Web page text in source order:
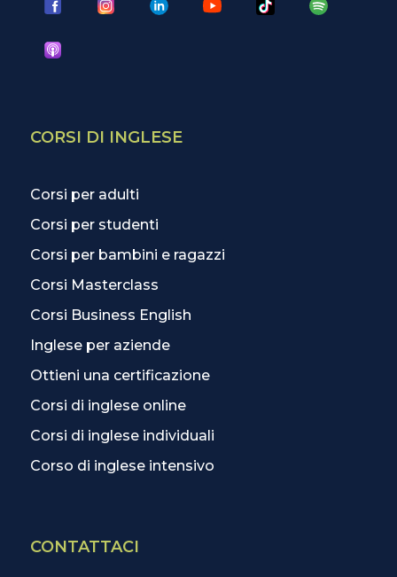
CORSI DI INGLESE
Corsi per adulti
Corsi per studenti
Corsi per bambini e ragazzi
Corsi Masterclass
Corsi Business English
Inglese per aziende
Ottieni una certificazione
Corsi di inglese online
Corsi di inglese individuali
Corso di inglese intensivo
CONTATTACI